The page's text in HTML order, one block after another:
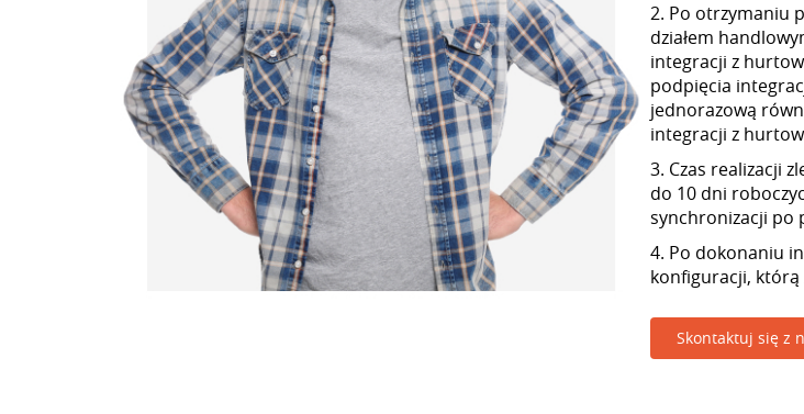
2. Po otrzymaniu
działem
integracji z
podpięcia
jednorazową
integracji z
3. Czas realizacji
do 10 dni
synchronizacji po
4. Po dokonaniu
konfiguracji, którą
Skontaktuj się z